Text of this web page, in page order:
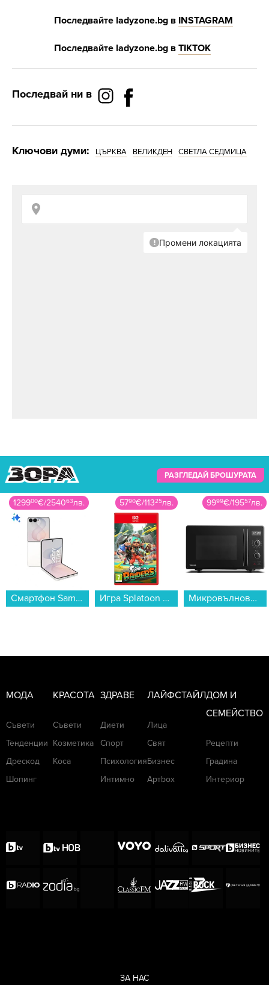
Последвайте ladyzone.bg в INSTAGRAM
Последвайте ladyzone.bg в ТIKTOK
Последвай ни в
Ключови думи: ЦЪРКВА ВЕЛИКДЕН СВЕТЛА СЕДМИЦА
РАЗГЛЕДАЙ БРОШУРАТА
5790€/11325лв.
Игра Splatoon Raiders (NSW2)...
9999€/19557лв.
Микровълнова фурна Toshiba MW-AG23P(BK)*** , 23 Литри, 900 W...
45999€/89967лв.
Пералня Samsung WW80FG5L32ABLE , 1200 об./мин., 8.00 kg, A , Черен...
МОДА
Съвети
Тенденции
Дрескод
Шопинг
КРАСОТА
Съвети
Козметика
Коса
ЗДРАВЕ
Диети
Спорт
Психология
Интимно
ЛАЙФСТАЙЛ
Лица
Свят
Бизнес
Артbox
ДОМ И
СЕМЕЙСТВО
Рецепти
Градина
Интериор
ЗА НАС